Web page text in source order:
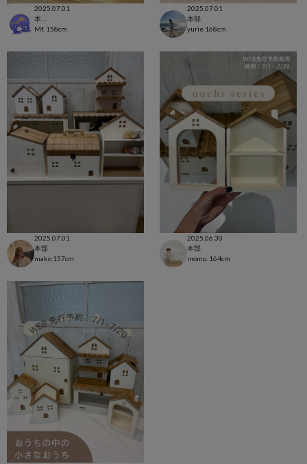
2025.07.01
Mf. 158cm
2025.07.01
本部
yurie 168cm
2025.07.01
本部
mako 157cm
2025.06.30
本部
momo. 164cm